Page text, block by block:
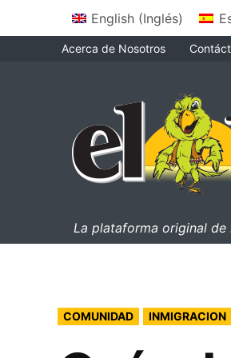
al
English (Inglés)
Acerca de Nosotros
el perico
La plataforma original de
PUBLICADO
EN
COMUNIDAD INMIGRACION